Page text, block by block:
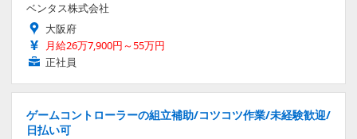
ベンタス株式会社
大阪府
月給26万7,900円～55万円
正社員
ゲームコントローラーの組立補助/コツコツ作業/未経験歓迎/
日払い可